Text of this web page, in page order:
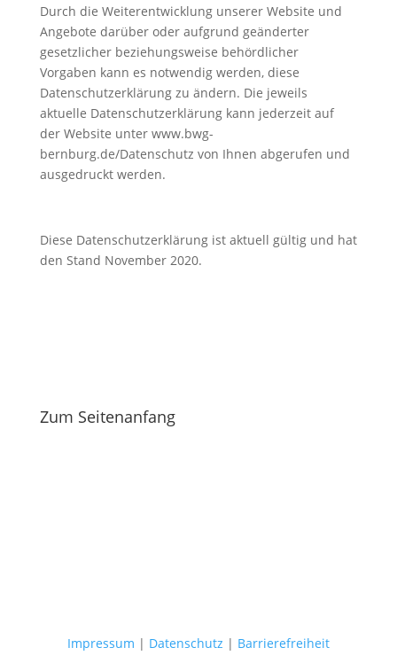
Durch die Weiterentwicklung unserer Website und
Angebote darüber oder aufgrund geänderter
gesetzlicher beziehungsweise behördlicher
Vorgaben kann es notwendig werden, diese
Datenschutzerklärung zu ändern. Die jeweils
aktuelle Datenschutzerklärung kann jederzeit auf
der Website unter www.bwg-
bernburg.de/Datenschutz von Ihnen abgerufen und
ausgedruckt werden.
Diese Datenschutzerklärung ist aktuell gültig und hat
den Stand November 2020.
Zum Seitenanfang
Impressum | Datenschutz | Barrierefreiheit